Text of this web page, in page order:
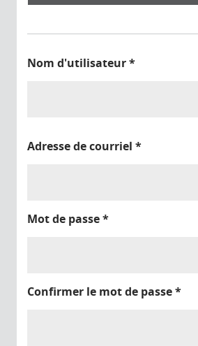
Nom d'utilisateur*
Adresse de courriel *
Mot de passe*
Confirmer le mot de passe*